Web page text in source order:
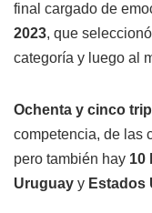
final cargado de
2023, que
categoría y luego al
Ochenta y cinco
competencia, de las
pero también hay 10
Uruguay y Estados